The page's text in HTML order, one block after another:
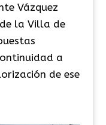
Vázquez
la Villa de
a
de ese